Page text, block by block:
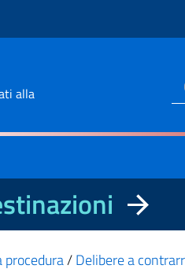
alla
/Delibere a